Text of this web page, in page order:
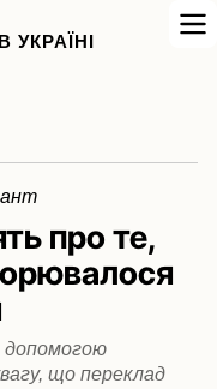
про те,
допомогою
що переклад